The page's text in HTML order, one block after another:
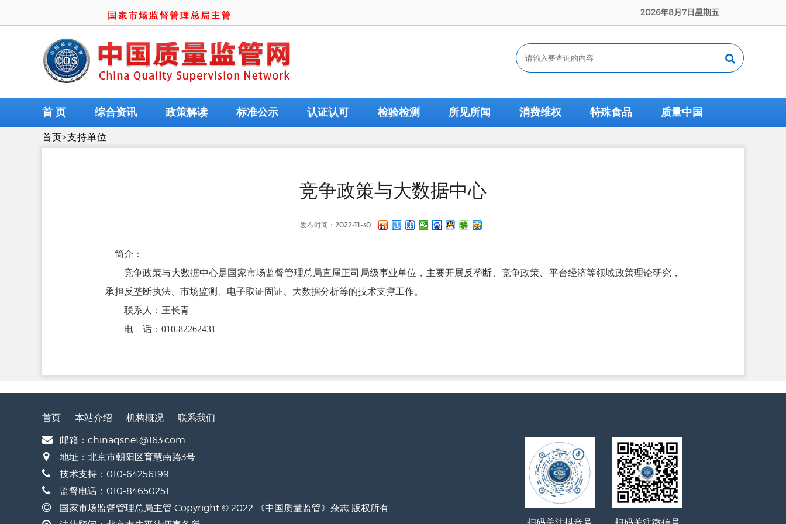
2026年8月7日星期五
首 页 综合资讯 政策解读 标准公示 认证认可 检验检测 所见所闻 消费维权 特殊食品 质量中国
首页>支持单位
竞争政策与大数据中心
发布时间：2022-11-30
简介：
竞争政策与大数据中心是国家市场监督管理总局直属正司局级事业单位，主要开展反垄断、竞争政策、平台经济等领域政策理论研究，
承担反垄断执法、市场监测、电子取证固证、大数据分析等的技术支撑工作。
联系人：王长青
电 话：010-82262431
首页 本站介绍 机构概况
联系我们
邮箱：chinaqsnet@163.com
地址：北京市朝阳区育慧南路3号
技术支持：010-64256199
监督电话：010-84650251
国家市场监督管理总局主管 Copyright © 2022 《中国质量监管》杂志 版权所有